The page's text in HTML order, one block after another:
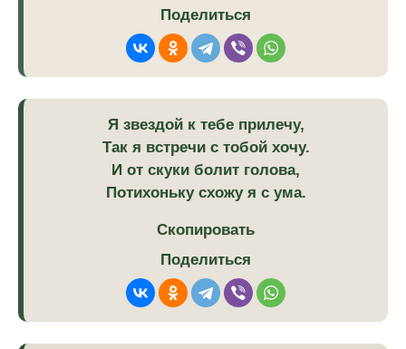
Поделиться
Я звездой к тебе прилечу,
Так я встречи с тобой хочу.
И от скуки болит голова,
Потихоньку схожу я с ума.
Скопировать
Поделиться